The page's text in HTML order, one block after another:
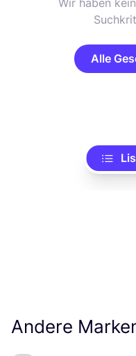
Wir haben
Alle
Andere